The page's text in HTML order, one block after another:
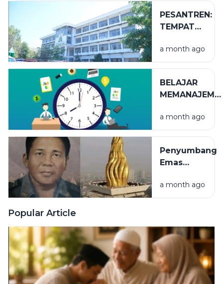
PESANTREN:
TEMPAT
YANG TAK
TERLIHAT
a month ago
BELAJAR
a month ago
Penyumbang
Emas
Puncak
Monumen
a month ago
Popular Article